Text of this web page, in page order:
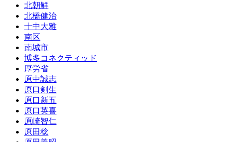
北朝鮮
北橋健治
十中大雅
南区
南城市
博多コネクティッド
厚労省
原中誠志
原口剣生
原口新五
原口英喜
原崎智仁
原田稔